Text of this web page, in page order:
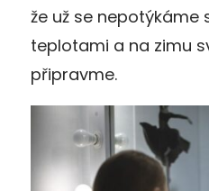
že už se nepotýkáme
teplotami a na zimu
připravme.